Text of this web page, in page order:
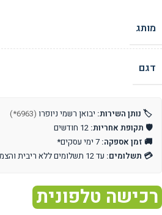
מותג
דגם
🏷️ נותן השירות: יבואן רשמי ניופרו (6963*)
🛡️ תקופת אחריות:
🚚 זמן אספקה:
💳 תשלומים: עד 12 תשלומים ללא ריבית והצמדה
רכישה טלפונית